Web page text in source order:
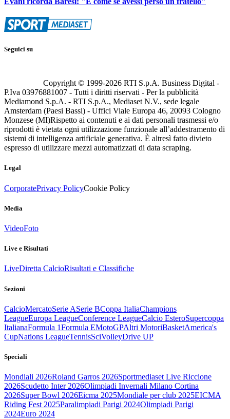
Seguici su
Copyright © 1999-2026 RTI S.p.A. Business Digital -
P.Iva 03976881007 - Tutti i diritti riservati - Per la pubblicità
Mediamond S.p.A. - RTI S.p.A., Mediaset N.V., sede legale
Amsterdam (Paesi Bassi) - Uffici Viale Europa 46, 20093 Cologno
Monzese (MI)Rispetto ai contenuti e ai dati personali trasmessi e/o
riprodotti è vietata ogni utilizzazione funzionale all’addestramento di
sistemi di intelligenza artificiale generativa. È altresì fatto divieto
espresso di utilizzare mezzi automatizzati di data scraping.
Legal
CorporatePrivacy PolicyCookie Policy
Media
VideoFoto
Live e Risultati
LiveDiretta CalcioRisultati e Classifiche
Sezioni
CalcioMercatoSerie ASerie BCoppa ItaliaChampions
LeagueEuropa LeagueConference LeagueCalcio EsteroSupercoppa
ItalianaFormula 1Formula EMotoGPAltri MotoriBasketAmerica's
CupNations LeagueTennisSciVolleyDrive UP
Speciali
Mondiali 2026Roland Garros 2026Sportmediaset Live Riccione
2026Scudetto Inter 2026Olimpiadi Invernali Milano Cortina
2026Super Bowl 2026Eicma 2025Mondiale per club 2025EICMA
Riding Fest 2025Paralimpiadi Parigi 2024Olimpiadi Parigi
2024Euro 2024